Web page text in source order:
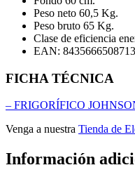
Peso neto 60,5 Kg.
Peso bruto 65 Kg.
Clase de eficiencia
EAN:
FICHA TÉCNICA
– FRIGORÍFICO
Venga a nuestra Tienda de
Información